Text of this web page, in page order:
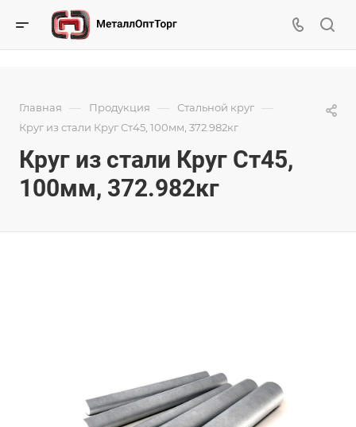
Главная — Продукция — Стальной круг —
Круг из стали Круг Ст45, 100мм, 372.982кг
Круг из стали Круг Ст45,
100мм, 372.982кг